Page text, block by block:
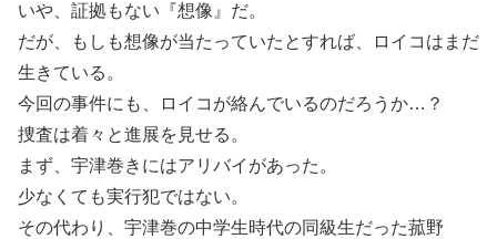
いや、証拠もない『想像』だ。
だが、もしも想像が当たっていたとすれば、ロイコはまだ
生きている。
今回の事件にも、ロイコが絡んでいるのだろうか…？
捜査は着々と進展を見せる。
まず、宇津巻きにはアリバイがあった。
少なくても実行犯ではない。
その代わり、宇津巻の中学生時代の同級生だった菰野